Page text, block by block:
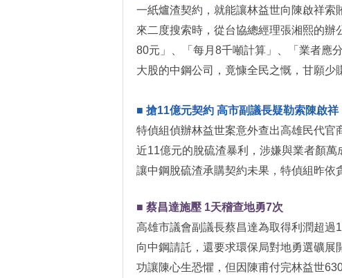
一紙爐渣契約，就能讓林益世向陳啟祥
來二度搜索時，從台協總經理張湘熙的
80元」、「每月8千噸計算」、「業者應
大股的中鋼公司，竟慷全民之慨，甘願少
■ 搶11億元契約 高市副議長疑勒索陳啟祥
特偵組偵辦林益世案意外查出高雄民代
近11億元的脫硫渣暴利，涉嫌與業者顏
讓中鋼脫硫渣承購契約未果，特偵組昨依
■ 蔡昌達施壓 1天稽查地勇7次
高雄市議會副議長蔡昌達為取得利潤超
向中鋼請託，還要求環保局對地勇選礦
功讓陳心生恐懼，但因陳甫付完林益世